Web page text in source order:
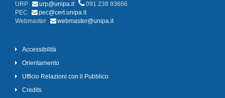
URP
urp@unipa.it
091 238 93666
PEC
pec@cert.unipa.it
Webmaster
webmaster@unipa.it
Accessibilità
Orientamento
Ufficio Relazioni con il Pubblico
Credits